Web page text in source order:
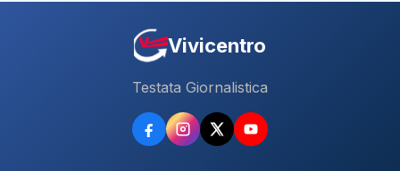
Vivicentro
Testata Giornalistica